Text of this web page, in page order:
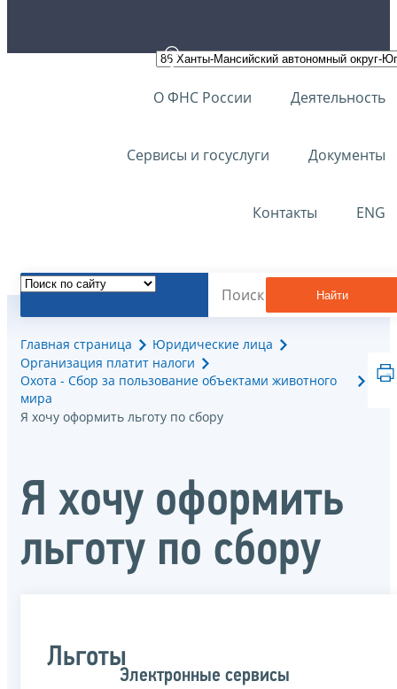
О ФНС России Деятельность
Сервисы и госуслуги Документы
Контакты ENG
Найти
Главная страница
Юридические лица
Организация платит налоги
Охота - Сбор за пользование объектами животного
мира
Я хочу оформить льготу по сбору
Я хочу оформить
льготу по сбору
Льготы
Электронные сервисы